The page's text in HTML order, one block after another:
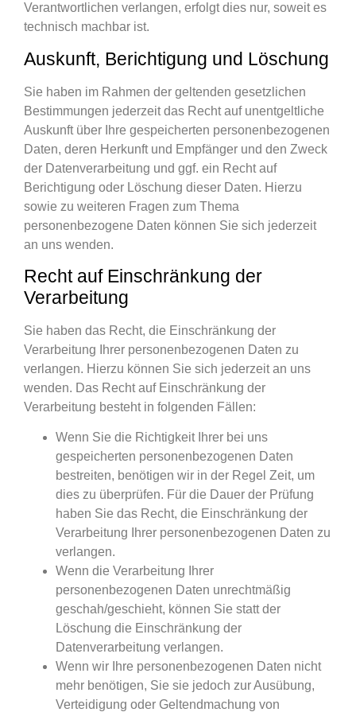
Verantwortlichen verlangen, erfolgt dies nur, soweit es
technisch machbar ist.
Auskunft, Berichtigung und Löschung
Sie haben im Rahmen der geltenden gesetzlichen
Bestimmungen jederzeit das Recht auf unentgeltliche
Auskunft über Ihre gespeicherten personenbezogenen
Daten, deren Herkunft und Empfänger und den Zweck
der Datenverarbeitung und ggf. ein Recht auf
Berichtigung oder Löschung dieser Daten. Hierzu
sowie zu weiteren Fragen zum Thema
personenbezogene Daten können Sie sich jederzeit
an uns wenden.
Recht auf Einschränkung der
Verarbeitung
Sie haben das Recht, die Einschränkung der
Verarbeitung Ihrer personenbezogenen Daten zu
verlangen. Hierzu können Sie sich jederzeit an uns
wenden. Das Recht auf Einschränkung der
Verarbeitung besteht in folgenden Fällen:
Wenn Sie die Richtigkeit Ihrer bei uns
gespeicherten personenbezogenen Daten
bestreiten, benötigen wir in der Regel Zeit, um
dies zu überprüfen. Für die Dauer der Prüfung
haben Sie das Recht, die Einschränkung der
Verarbeitung Ihrer personenbezogenen Daten zu
verlangen.
Wenn die Verarbeitung Ihrer
personenbezogenen Daten unrechtmäßig
geschah/geschieht, können Sie statt der
Löschung die Einschränkung der
Datenverarbeitung verlangen.
Wenn wir Ihre personenbezogenen Daten nicht
mehr benötigen, Sie sie jedoch zur Ausübung,
Verteidigung oder Geltendmachung von